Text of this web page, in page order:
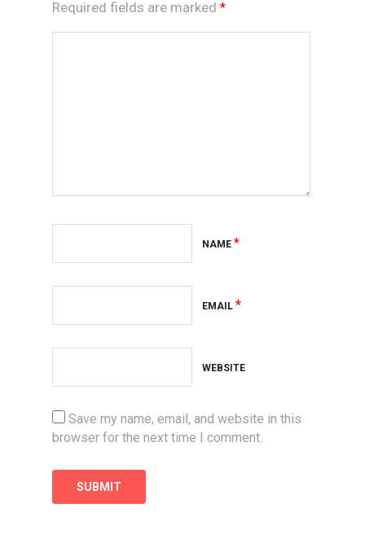
Required fields are marked *
NAME *
EMAIL *
WEBSITE
Save my name, email, and website in this
browser for the next time I comment.